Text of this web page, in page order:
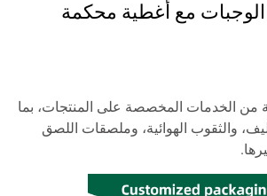
مع أغطية محكمة
من الخدمات المخصصة على المنتجات، بما
والثقوب الهوائية، وملصقات اللصق